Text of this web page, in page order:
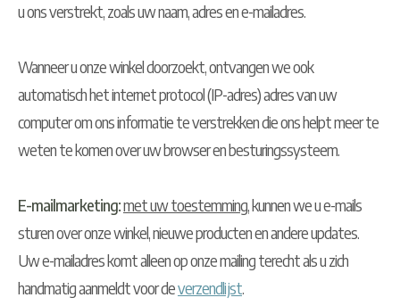
u ons verstrekt, zoals uw naam, adres en e-mailadres.
Wanneer u onze winkel doorzoekt, ontvangen we ook
automatisch het internet protocol (IP-adres) adres van uw
computer om ons informatie te verstrekken die ons helpt meer te
weten te komen over uw browser en besturingssysteem.
E-mailmarketing:met uw toestemming, kunnen we u e-mails
sturen over onze winkel, nieuwe producten en andere updates.
Uw e-mailadres komt alleen op onze mailing terecht als u zich
handmatig aanmeldt voor deverzendlijst.